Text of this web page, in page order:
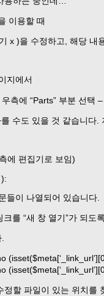
이용할 때
x )을 수정하고, 해당 내
지에서
측에 “Parts” 부분 선택 –
수도 있을 것 같습니다.
에 편집기로 보임)
들이 나열되어 있습니다.
를 “새 창 열기”가 되도록
정할 파일이 있는 위치를